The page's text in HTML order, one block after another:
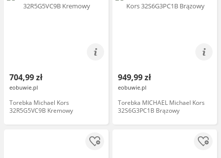
704,99 zł
eobuwie.pl
Torebka Michael Kors
32R5G5VC9B Kremowy
949,99 zł
eobuwie.pl
Torebka MICHAEL Michael Kors
32S6G3PC1B Brązowy